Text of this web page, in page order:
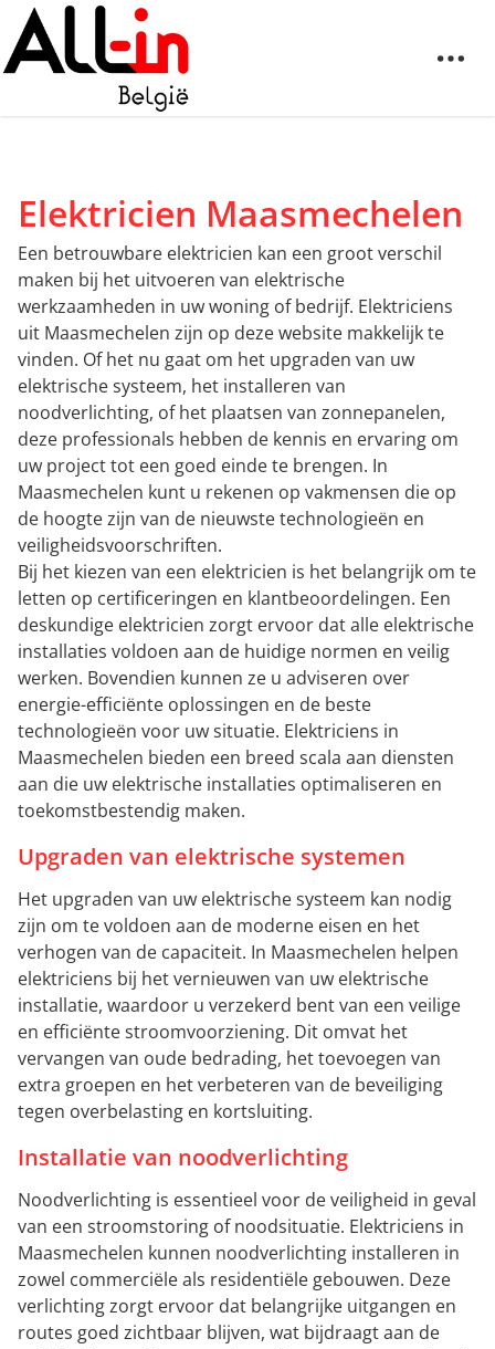
Elektricien Maasmechelen
Een betrouwbare elektricien kan een groot verschil
maken bij het uitvoeren van elektrische
werkzaamheden in uw woning of bedrijf. Elektriciens
uit Maasmechelen zijn op deze website makkelijk te
vinden. Of het nu gaat om het upgraden van uw
elektrische systeem, het installeren van
noodverlichting, of het plaatsen van zonnepanelen,
deze professionals hebben de kennis en ervaring om
uw project tot een goed einde te brengen. In
Maasmechelen kunt u rekenen op vakmensen die op
de hoogte zijn van de nieuwste technologieën en
veiligheidsvoorschriften.
Bij het kiezen van een elektricien is het belangrijk om te
letten op certificeringen en klantbeoordelingen. Een
deskundige elektricien zorgt ervoor dat alle elektrische
installaties voldoen aan de huidige normen en veilig
werken. Bovendien kunnen ze u adviseren over
energie-efficiënte oplossingen en de beste
technologieën voor uw situatie. Elektriciens in
Maasmechelen bieden een breed scala aan diensten
aan die uw elektrische installaties optimaliseren en
toekomstbestendig maken.
Upgraden van elektrische systemen
Het upgraden van uw elektrische systeem kan nodig
zijn om te voldoen aan de moderne eisen en het
verhogen van de capaciteit. In Maasmechelen helpen
elektriciens bij het vernieuwen van uw elektrische
installatie, waardoor u verzekerd bent van een veilige
en efficiënte stroomvoorziening. Dit omvat het
vervangen van oude bedrading, het toevoegen van
extra groepen en het verbeteren van de beveiliging
tegen overbelasting en kortsluiting.
Installatie van noodverlichting
Noodverlichting is essentieel voor de veiligheid in geval
van een stroomstoring of noodsituatie. Elektriciens in
Maasmechelen kunnen noodverlichting installeren in
zowel commerciële als residentiële gebouwen. Deze
verlichting zorgt ervoor dat belangrijke uitgangen en
routes goed zichtbaar blijven, wat bijdraagt aan de